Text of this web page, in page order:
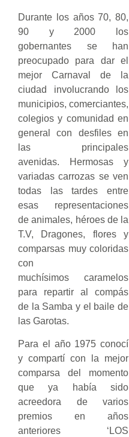
Durante los años 70, 80,
90 y 2000 los
gobernantes se han
preocupado para dar el
mejor Carnaval de la
ciudad involucrando los
municipios, comerciantes,
colegios y comunidad en
general con desfiles en
las principales
avenidas. Hermosas y
variadas carrozas se ven
todas las tardes entre
esas representaciones
de animales, héroes de la
T.V, Dragones, flores y
comparsas muy coloridas
con
muchísimos caramelos
para repartir al compás
de la Samba y el baile de
las Garotas.
Para el año 1975 conocí
y compartí con la mejor
comparsa del momento
que ya había sido
acreedora de varios
premios en años
anteriores ‘LOS